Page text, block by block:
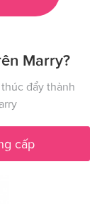
Marry?
đẩy thành
cấp